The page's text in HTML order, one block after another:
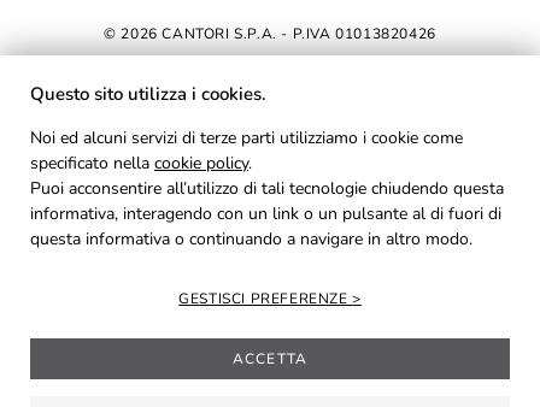
© 2026 CANTORI S.P.A. - P.IVA 01013820426
DICHIARAZIONE DI ACCESSIBILITÀ
AREA RISERVATA
PRIVACY
COOKIES
Questo sito utilizza i cookies.
Noi ed alcuni servizi di terze parti utilizziamo i cookie come
specificato nella cookie policy.
Puoi acconsentire all’utilizzo di tali tecnologie chiudendo questa
informativa, interagendo con un link o un pulsante al di fuori di
questa informativa o continuando a navigare in altro modo.
GESTISCI PREFERENZE
ACCETTA